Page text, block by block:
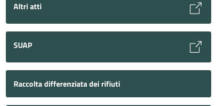
Altri atti
SUAP
Raccolta differenziata dei rifiuti